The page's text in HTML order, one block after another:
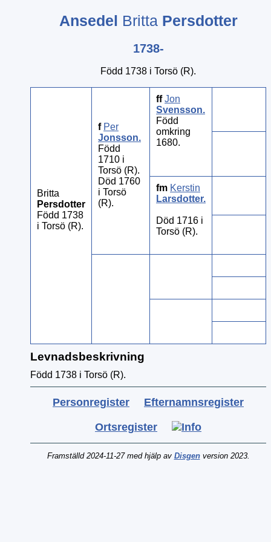
Ansedel Britta Persdotter
1738-
Född 1738 i Torsö (R).
Britta
Persdotter
Född 1738
i Torsö (R).
f Per
Jonsson.
Född
1710 i
Torsö (R).
Död 1760
i Torsö
(R).
ffJon
Svensson.
Född
omkring
1680.
fm Kerstin
Larsdotter.
Död 1716 i
Torsö (R).
Levnadsbeskrivning
Född 1738 i Torsö (R).
Personregister Efternamnsregister
Ortsregister
Framställd 2024-11-27 med hjälp av Disgenversion 2023.